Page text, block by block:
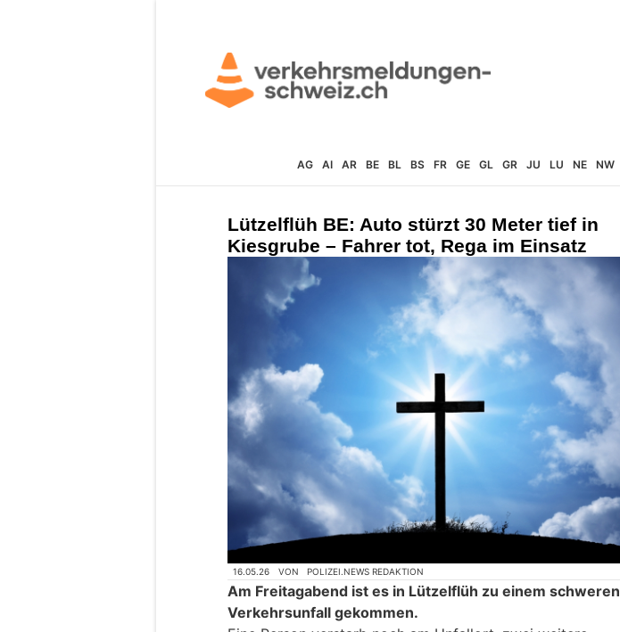
AG AI AR BE BL BS FR GE GL GR JU LU NE NW
Lützelflüh BE: Auto stürzt 30 Meter tief in
Kiesgrube – Fahrer tot, Rega im Einsatz
16.05.26 VON POLIZEI.NEWS REDAKTION
Am Freitagabend ist es in Lützelflüh zu einem schweren
Verkehrsunfall gekommen.